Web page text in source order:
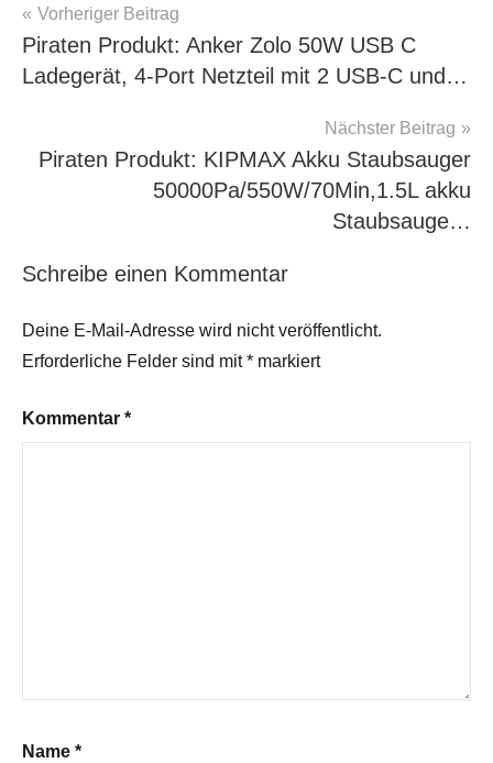
Beitragsnavigation
Vorheriger Beitrag
Piraten Produkt: Anker Zolo 50W USB C
Ladegerät, 4-Port Netzteil mit 2 USB-C und…
Nächster Beitrag
Piraten Produkt: KIPMAX Akku Staubsauger
50000Pa/550W/70Min,1.5L akku
Staubsauge…
Schreibe einen Kommentar
Deine E-Mail-Adresse wird nicht veröffentlicht.
Erforderliche Felder sind mit* markiert
Kommentar *
Name *